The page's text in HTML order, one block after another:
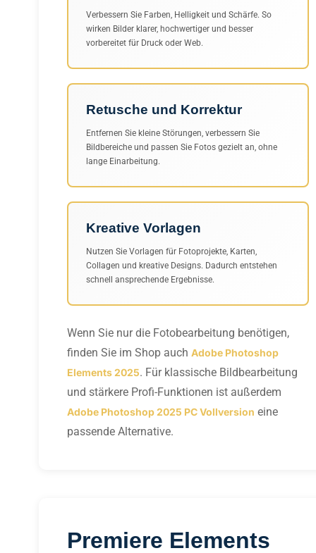
Verbessern Sie Farben, Helligkeit und Schärfe. So
wirken Bilder klarer, hochwertiger und besser
vorbereitet für Druck oder Web.
Retusche und Korrektur
Entfernen Sie kleine Störungen, verbessern Sie
Bildbereiche und passen Sie Fotos gezielt an, ohne
lange Einarbeitung.
Kreative Vorlagen
Nutzen Sie Vorlagen für Fotoprojekte, Karten,
Collagen und kreative Designs. Dadurch entstehen
schnell ansprechende Ergebnisse.
Wenn Sie nur die Fotobearbeitung benötigen,
finden Sie im Shop auch Adobe Photoshop
Elements 2025. Für klassische Bildbearbeitung
und stärkere Profi-Funktionen ist außerdem
Adobe Photoshop 2025 PC Vollversion eine
passende Alternative.
Premiere Elements